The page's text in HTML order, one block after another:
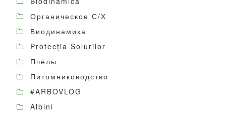
Органическое С/Х
Биодинамика
Protecția Solurilor
Пчёлы
Питомниководство
#ARBOVLOG
Albini